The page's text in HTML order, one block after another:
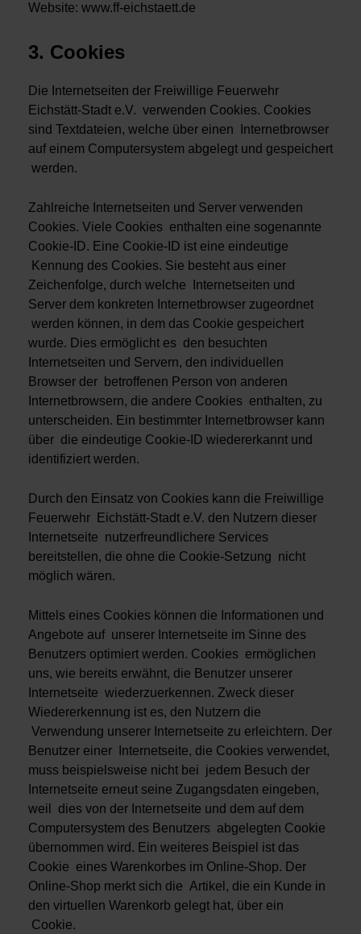
Website: www.ff-eichstaett.de
3. Cookies
Die Internetseiten der Freiwillige Feuerwehr
Eichstätt-Stadt e.V. verwenden Cookies. Cookies
sind Textdateien, welche über einen Internetbrowser
auf einem Computersystem abgelegt und gespeichert
werden.
Zahlreiche Internetseiten und Server verwenden
Cookies. Viele Cookies enthalten eine sogenannte
Cookie-ID. Eine Cookie-ID ist eine eindeutige
Kennung des Cookies. Sie besteht aus einer
Zeichenfolge, durch welche Internetseiten und
Server dem konkreten Internetbrowser zugeordnet
werden können, in dem das Cookie gespeichert
wurde. Dies ermöglicht es den besuchten
Internetseiten und Servern, den individuellen
Browser der betroffenen Person von anderen
Internetbrowsern, die andere Cookies enthalten, zu
unterscheiden. Ein bestimmter Internetbrowser kann
über die eindeutige Cookie-ID wiedererkannt und
identifiziert werden.
Durch den Einsatz von Cookies kann die Freiwillige
Feuerwehr Eichstätt-Stadt e.V. den Nutzern dieser
Internetseite nutzerfreundlichere Services
bereitstellen, die ohne die Cookie-Setzung nicht
möglich wären.
Mittels eines Cookies können die Informationen und
Angebote auf unserer Internetseite im Sinne des
Benutzers optimiert werden. Cookies ermöglichen
uns, wie bereits erwähnt, die Benutzer unserer
Internetseite wiederzuerkennen. Zweck dieser
Wiedererkennung ist es, den Nutzern die
Verwendung unserer Internetseite zu erleichtern. Der
Benutzer einer Internetseite, die Cookies verwendet,
muss beispielsweise nicht bei jedem Besuch der
Internetseite erneut seine Zugangsdaten eingeben,
weil dies von der Internetseite und dem auf dem
Computersystem des Benutzers abgelegten Cookie
übernommen wird. Ein weiteres Beispiel ist das
Cookie eines Warenkorbes im Online-Shop. Der
Online-Shop merkt sich die Artikel, die ein Kunde in
den virtuellen Warenkorb gelegt hat, über ein
Cookie.